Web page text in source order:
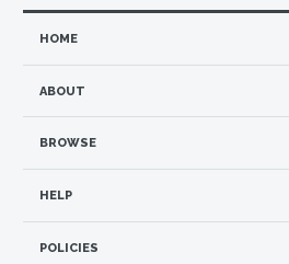
HOME
ABOUT
BROWSE
HELP
POLICIES